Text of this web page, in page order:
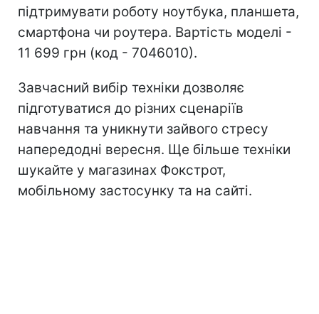
підтримувати роботу ноутбука, планшета,
смартфона чи роутера. Вартість моделі -
11 699 грн (код - 7046010).
Завчасний вибір техніки дозволяє
підготуватися до різних сценаріїв
навчання та уникнути зайвого стресу
напередодні вересня. Ще більше техніки
шукайте у магазинах Фокстрот,
мобільному застосунку та на сайті.